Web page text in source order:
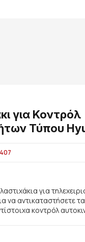
για Κοντρόλ
Τύπου
για
να αντικαταστήσετε
κοντρόλ